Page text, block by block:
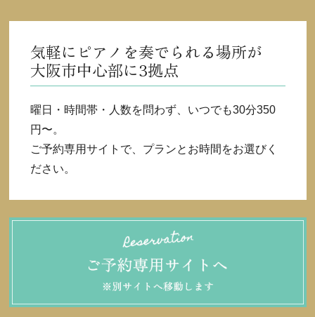
気軽にピアノを奏でられる場所が
大阪市中心部に3拠点
曜日・時間帯・人数を問わず、いつでも30分350
円〜。
ご予約専用サイトで、プランとお時間をお選びく
ださい。